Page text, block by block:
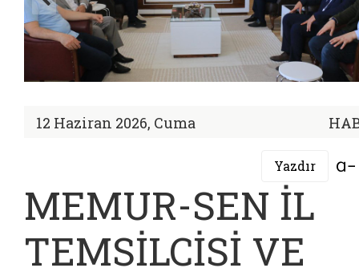
12 Haziran 2026, Cuma
Yazdır
MEMUR-SEN İL
TEMSİLCİSİ VE